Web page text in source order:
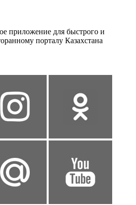
приложение для быстрого и
порталу Казахстана